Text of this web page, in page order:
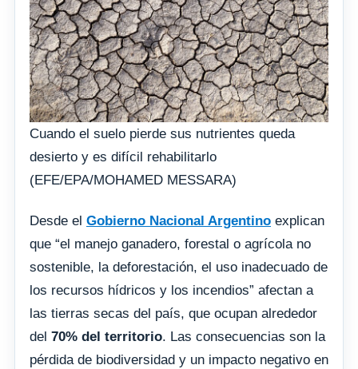
Cuando el suelo pierde sus nutrientes queda
desierto y es difícil rehabilitarlo
(EFE/EPA/MOHAMED MESSARA)
Desde el Gobierno Nacional Argentino explican
que “el manejo ganadero, forestal o agrícola no
sostenible, la deforestación, el uso inadecuado de
los recursos hídricos y los incendios” afectan a
las tierras secas del país, que ocupan alrededor
del 70% del territorio. Las consecuencias son la
pérdida de biodiversidad y un impacto negativo en